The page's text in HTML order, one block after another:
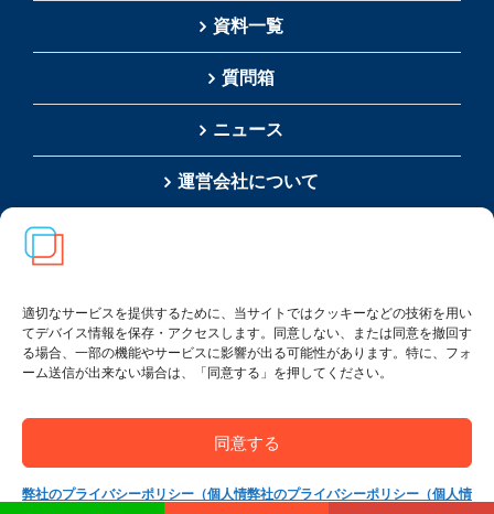
適切なサービスを提供するために、当サイトではクッキーなどの技術を用い
てデバイス情報を保存・アクセスします。同意しない、または同意を撤回す
る場合、一部の機能やサービスに影響が出る可能性があります。特に、フォ
ーム送信が出来ない場合は、「同意する」を押してください。
同意する
弊社のプライバシーポリシー（個人情弊社のプライバシーポリシー（個人情
資料一覧
質問箱
ニュース
運営会社について
検